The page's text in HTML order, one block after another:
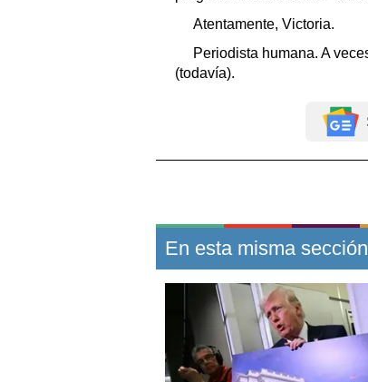
Atentamente, Victoria.
Periodista humana. A
(todavía).
En esta misma sección